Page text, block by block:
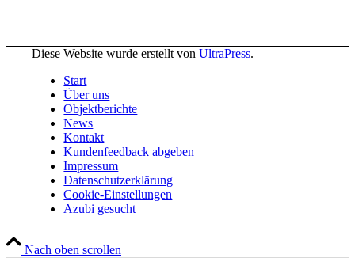
Diese Website wurde erstellt vonUltraPress.
Start
Über uns
Objektberichte
News
Kontakt
Kundenfeedback abgeben
Impressum
Datenschutzerklärung
Cookie-Einstellungen
Azubi gesucht
Nach oben scrollen